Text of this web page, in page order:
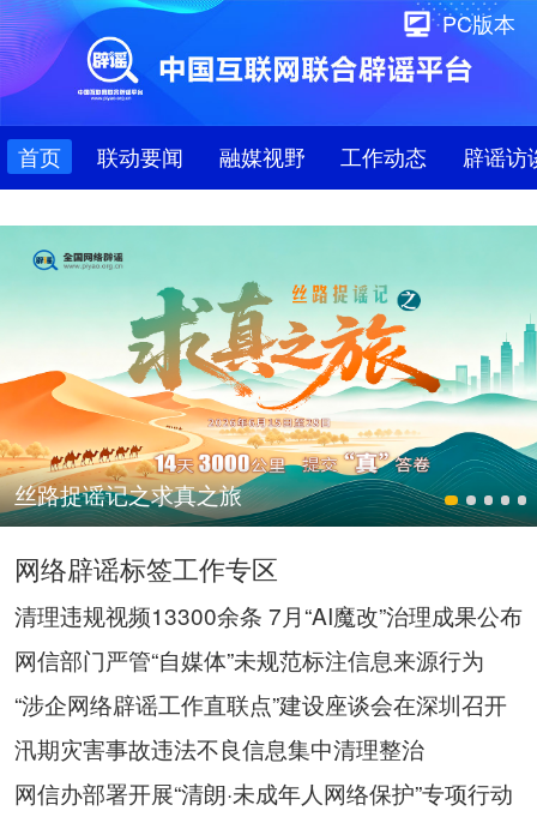
PC版本
首页 联动要闻 融媒视野 工作动态 辟谣访
丝路捉谣记之求真之旅
网络辟谣标签工作专区
清理违规视频13300余条 7月“AI魔改”治理成果公布
网信部门严管“自媒体”未规范标注信息来源行为
“涉企网络辟谣工作直联点”建设座谈会在深圳召开
汛期灾害事故违法不良信息集中清理整治
网信办部署开展“清朗·未成年人网络保护”专项行动